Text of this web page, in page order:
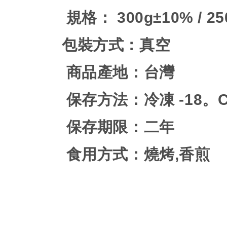
規格：
300g±10% /
包裝方式：真空
商品產地：台灣
保存方法：冷凍 -18。
保存期限：二年
食用方式：燒烤,香煎